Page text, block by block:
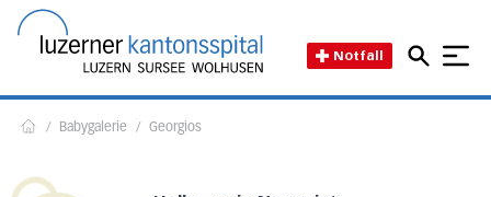
Notfall
/ Babygalerie / Georgios